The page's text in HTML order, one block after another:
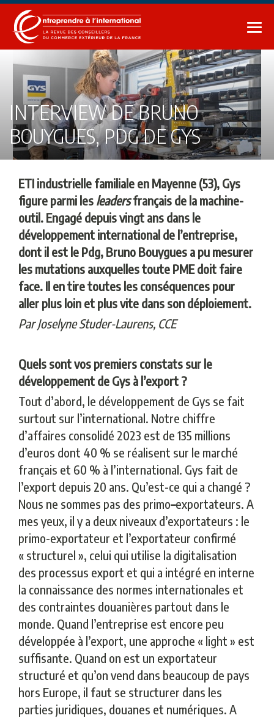
Sauter
contenu
le
INTERVIEW DE BRUNO
BOUYGUES, PDG DE GYS
ETI industrielle familiale en Mayenne (53), Gys
figure parmi les leadersfrançais de la machine-
outil. Engagé depuis vingt ans dans le
développement international de l’entreprise,
dont il est le Pdg, Bruno Bouygues a pu mesurer
les mutations auxquelles toute PME doit faire
face. Il en tire toutes les conséquences pour
aller plus loin et plus vite dans son déploiement.
Par Joselyne Studer-Laurens, CCE
Quels sont vos premiers constats sur le
développement de Gys à l’export ?
Tout d’abord, le développement de Gys se fait
surtout sur l’international. Notre chiffre
d’affaires consolidé 2023 est de 135 millions
d’euros dont 40 % se réalisent sur le marché
français et 60 % à l’international. Gys fait de
l’export depuis 20 ans. Qu’est-ce qui a changé ?
Nous ne sommes pas des primo–exportateurs. A
mes yeux, il y a deux niveaux d’exportateurs : le
primo-exportateur et l’exportateur confirmé
« structurel », celui qui utilise la digitalisation
des processus export et qui a intégré en interne
la connaissance des normes internationales et
des contraintes douanières partout dans le
monde. Quand l’entreprise est encore peu
développée à l’export, une approche « light » est
suffisante. Quand on est un exportateur
structuré et qu’on vend dans beaucoup de pays
hors Europe, il faut se structurer dans les
parties juridiques, douanes et numériques. A